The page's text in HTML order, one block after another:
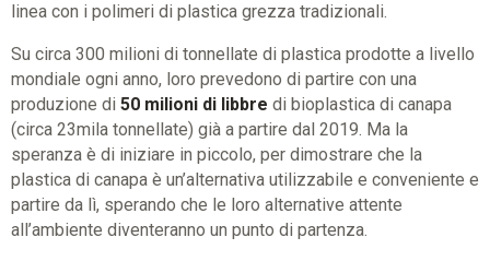
linea con i polimeri di plastica grezza tradizionali.
Su circa 300 milioni di tonnellate di plastica prodotte a livello
mondiale ogni anno, loro prevedono di partire con una
produzione di 50 milioni di libbre di bioplastica di canapa
(circa 23mila tonnellate) già a partire dal 2019. Ma la
speranza è di iniziare in piccolo, per dimostrare che la
plastica di canapa è un’alternativa utilizzabile e conveniente e
partire da lì, sperando che le loro alternative attente
all’ambiente diventeranno un punto di partenza.